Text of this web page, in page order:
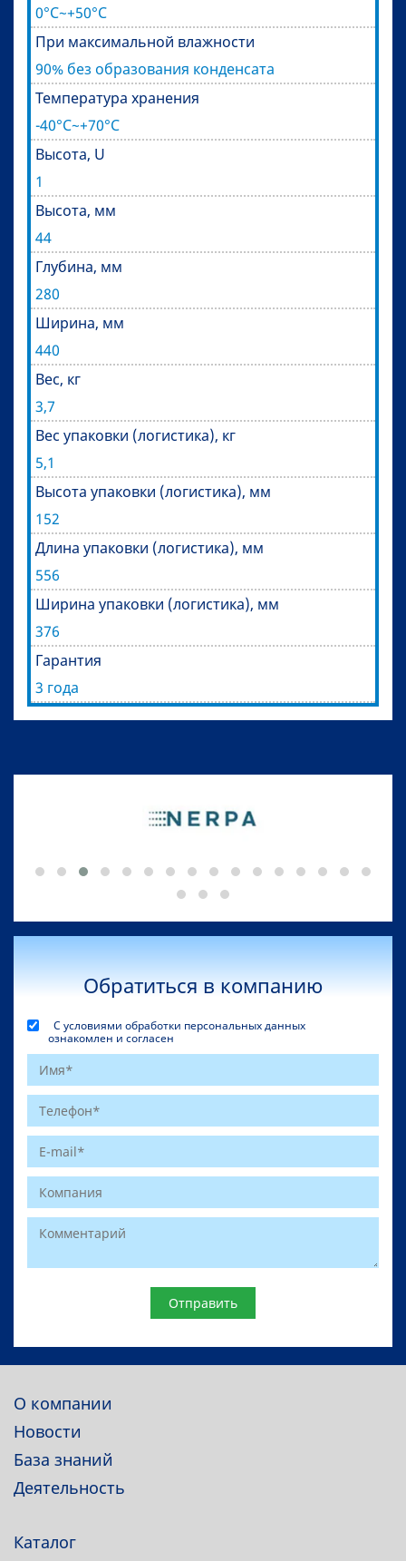
0°C~+50°C
При максимальной влажности
90% без образования конденсата
Температура хранения
-40°C~+70°C
Высота, U
1
Высота, мм
44
Глубина, мм
280
Ширина, мм
440
Вес, кг
3,7
Вес упаковки (логистика), кг
5,1
Высота упаковки (логистика), мм
152
Длина упаковки (логистика), мм
556
Ширина упаковки (логистика), мм
376
Гарантия
3 года
Обратиться в компанию
С условиями обработки персональных данных
ознакомлен и согласен
О компании
Новости
База знаний
Деятельность
Каталог